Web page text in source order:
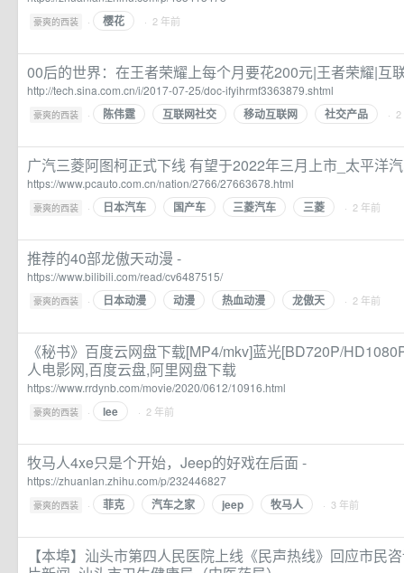
豪爽的西装 · 樱花 · 2 年前
00后的世界：在王者荣耀上每个月要花200元|王者荣耀|互
http://tech.sina.com.cn/i/2017-07-25/doc-ifyihrmf3363879.shtml
豪爽的西装 · 陈伟霆 互联网社交 移动互联网 社交产品 ·
广汽三菱阿图柯正式下线 有望于2022年三月上市_太平洋
https://www.pcauto.com.cn/nation/2766/27663678.html
豪爽的西装 · 日本汽车 国产车 三菱汽车 三菱 · 2 年前
推荐的40部龙傲天动漫 -
https://www.bilibili.com/read/cv6487515/
豪爽的西装 · 日本动漫 动漫 热血动漫 龙傲天 · 2 年前
《秘书》百度云网盘下载[MP4/mkv]蓝光[BD720P/
人电影网,百度云盘,阿里网盘下载
https://www.rrdynb.com/movie/2020/0612/10916.html
豪爽的西装 · lee · 2 年前
牧马人4xe只是个开始，Jeep的好戏在后面 -
https://zhuanlan.zhihu.com/p/232446827
豪爽的西装 · 菲克 汽车之家 jeep 牧马人 · 3 年前
【本埠】汕头市第四人民医院上线《民声热线》回应市民